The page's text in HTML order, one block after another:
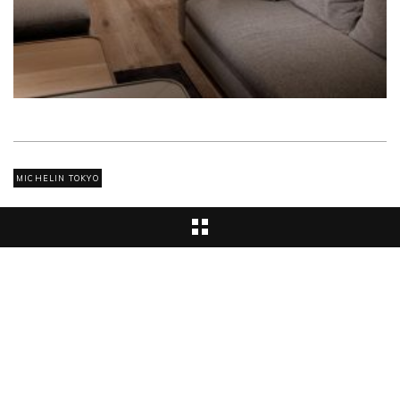
MICHELIN TOKYO